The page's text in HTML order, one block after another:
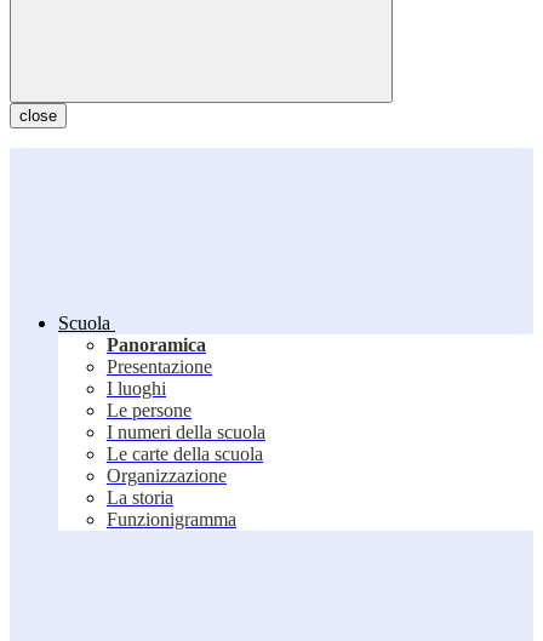
close
Scuola
Panoramica
Presentazione
I luoghi
Le persone
I numeri della scuola
Le carte della scuola
Organizzazione
La storia
Funzionigramma